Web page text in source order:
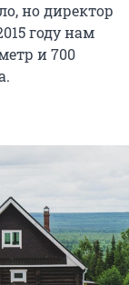
но директор
году нам
и 700